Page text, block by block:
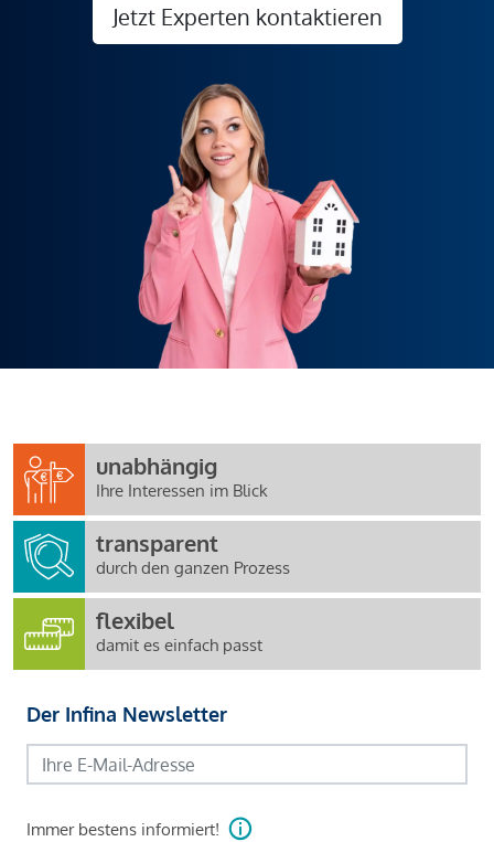
Jetzt Experten kontaktieren
unabhängig
Ihre Interessen im Blick
transparent
durch den ganzen Prozess
flexibel
damit es einfach passt
Der Infina Newsletter
Immer bestens informiert!